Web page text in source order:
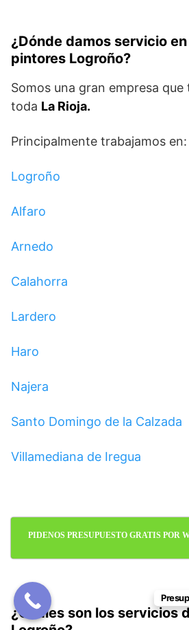
¿Dónde damos servicio en
pintores Logroño?
Somos una gran empresa que
toda La Rioja.
Principalmente trabajamos en:
Logroño
Alfaro
Arnedo
Calahorra
Lardero
Haro
Najera
Santo Domingo de la Calzada
Villamediana de Iregua
PIDENOS PRESUPUESTO GRATIS POR
¿Cuáles son los servicios